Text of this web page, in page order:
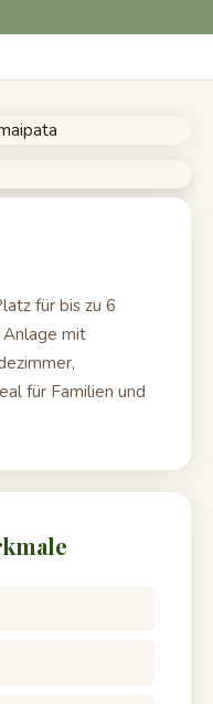
für bis zu 6
Anlage mit
für Familien und